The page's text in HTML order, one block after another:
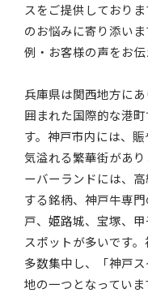
スをご提供しており
のお悩みに寄り添い
例・お客様の声をお伝
兵庫県は関西地方に
囲まれた国際的な港
す。神戸市内には、
気溢れる繁華街があ
ーバーランドには、
する銘柄、神戸牛専
戸、姫路城、宝塚、
スポットが多いです
多数集中し、「神戸
地の一つとなっていま